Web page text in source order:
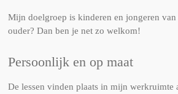
Mijn doelgroep is kinderen en jongeren
ouder? Dan ben je net zo welkom!
Persoonlijk en op maat
De lessen vinden plaats in mijn werkruimte